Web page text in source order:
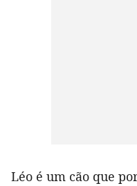
Léo é um cão que